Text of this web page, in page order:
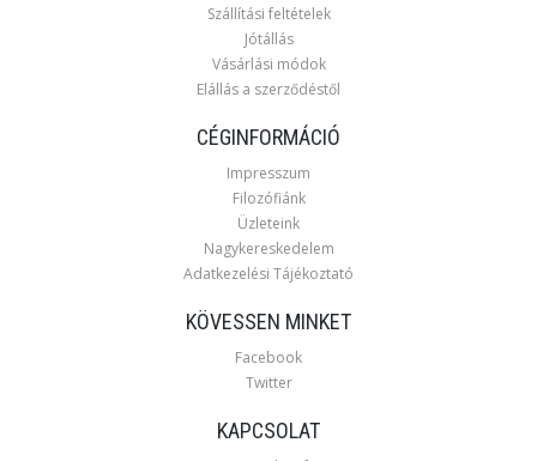
Szállítási feltételek
Jótállás
Vásárlási módok
Elállás a szerződéstől
CÉGINFORMÁCIÓ
Impresszum
Filozófiánk
Üzleteink
Nagykereskedelem
Adatkezelési Tájékoztató
KÖVESSEN MINKET
Facebook
Twitter
KAPCSOLAT